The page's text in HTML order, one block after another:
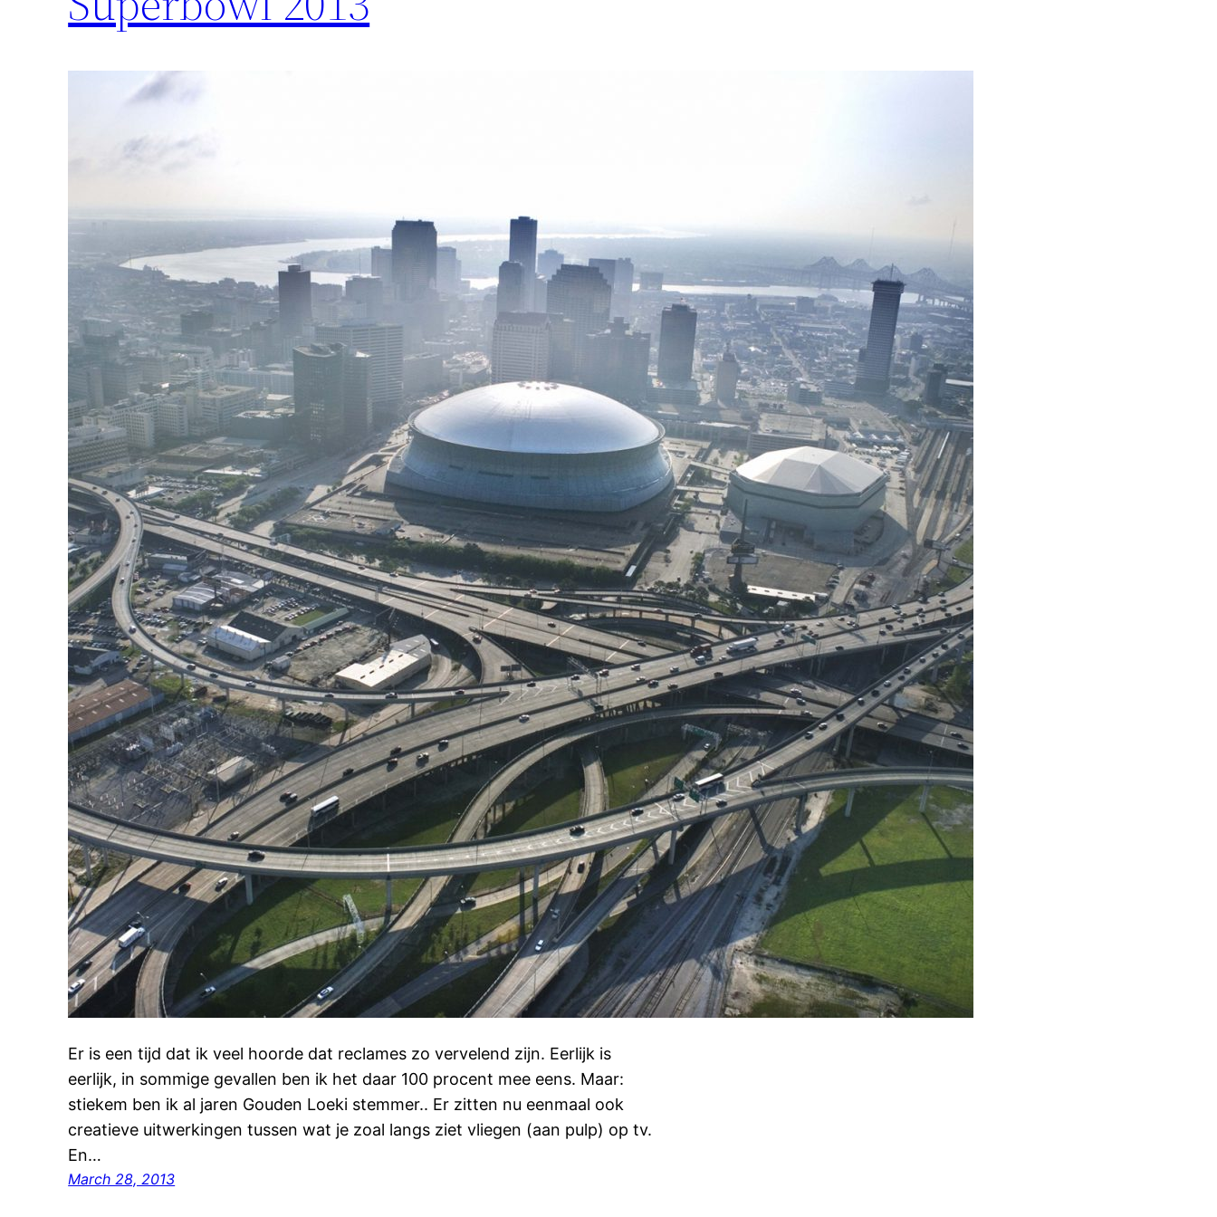
Er is een tijd dat ik veel hoorde dat reclames zo vervelend zijn. Eerlijk is
eerlijk, in sommige gevallen ben ik het daar 100 procent mee eens. Maar:
stiekem ben ik al jaren Gouden Loeki stemmer.. Er zitten nu eenmaal ook
creatieve uitwerkingen tussen wat je zoal langs ziet vliegen (aan pulp) op tv.
En…
March 28, 2013